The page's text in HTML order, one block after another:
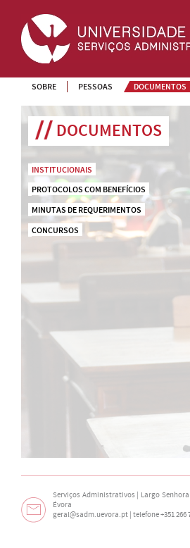
SOBRE PESSOAS DOCUMENTOS
DOCUMENTOS
INSTITUCIONAIS
PROTOCOLOS COM BENEFÍCIOS
MINUTAS DE REQUERIMENTOS
CONCURSOS
Serviços Administrativos | Largo
Évora
geral@sadm.uevora.pt | telefone +351 266